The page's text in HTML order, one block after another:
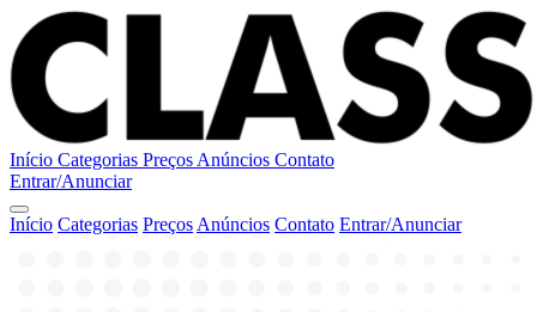
Início Categorias Preços Anúncios Contato
Entrar/Anunciar
Início Categorias Preços Anúncios Contato Entrar/Anunciar